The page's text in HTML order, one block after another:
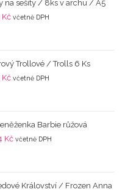
na sešity / 8ks v archu / A5
Kč včetně DPH
Trollové / Trolls 6 Ks
Kč včetně DPH
Barbie růžová
Kč včetně DPH
Království / Frozen Anna